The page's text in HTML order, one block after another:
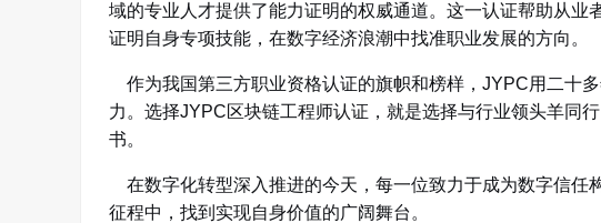
域的专业人才提供了能力证明的权威通道。这一认证帮助从业
证明自身专项技能，在数字经济浪潮中找准职业发展的方向。
作为我国第三方职业资格认证的旗帜和榜样，JYPC用二十
力 。选择JYPC区块链工程师认证，就是选择与行业领头羊同
书。
在数字化转型深入推进的今天，每一位致力于成为数字信任
征程中，找到实现自身价值的广阔舞台。